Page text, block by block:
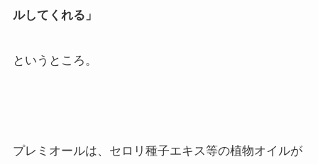
ルしてくれる」
というところ。
プレミオールは、セロリ種子エキス等の植物オイルが